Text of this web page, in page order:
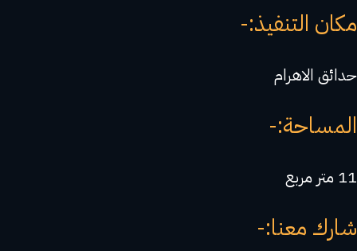
مكان التنفيذ:-
حدائق الاهرام
المساحة:-
11 متر مربع
شارك معنا:-